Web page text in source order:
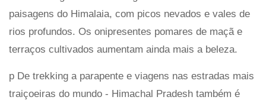
paisagens do Himalaia, com picos nevados e vales de
rios profundos. Os onipresentes pomares de maçã e
terraços cultivados aumentam ainda mais a beleza.
p De trekking a parapente e viagens nas estradas mais
traiçoeiras do mundo - Himachal Pradesh também é